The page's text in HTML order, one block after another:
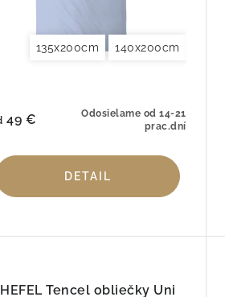
155x220cm 200x200cm
135x200cm 140x200cm
Odosielame od 14-21
prac.dní
49 €
DETAIL
HEFEL Tencel obliečky Uni